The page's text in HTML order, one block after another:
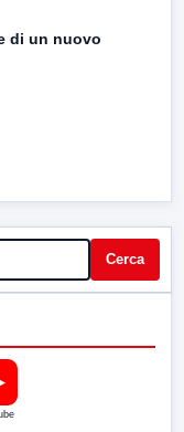
di un nuovo
Cerca